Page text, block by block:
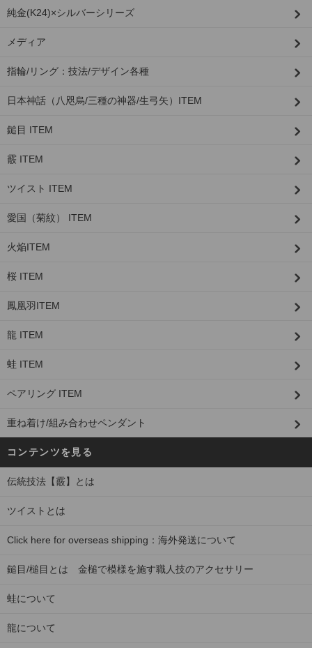
純金(K24)×シルバーシリーズ
メディア
指輪/リング：技法/デザイン各種
日本神話（八咫烏/三種の神器/生弓矢）ITEM
鎚目 ITEM
霰 ITEM
ツイスト ITEM
愛国（菊紋） ITEM
火焔ITEM
桜 ITEM
鳳凰羽ITEM
龍 ITEM
蛙 ITEM
ペアリング ITEM
重ね着け/組み合わせペンダント
コンテンツを見る
伝統技法【霰】とは
ツイストとは
Click here for overseas shipping：海外発送について
鎚目/槌目とは 金槌で模様を施す職人技のアクセサリー
蛙について
龍について